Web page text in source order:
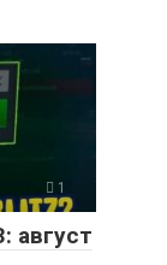
1
август